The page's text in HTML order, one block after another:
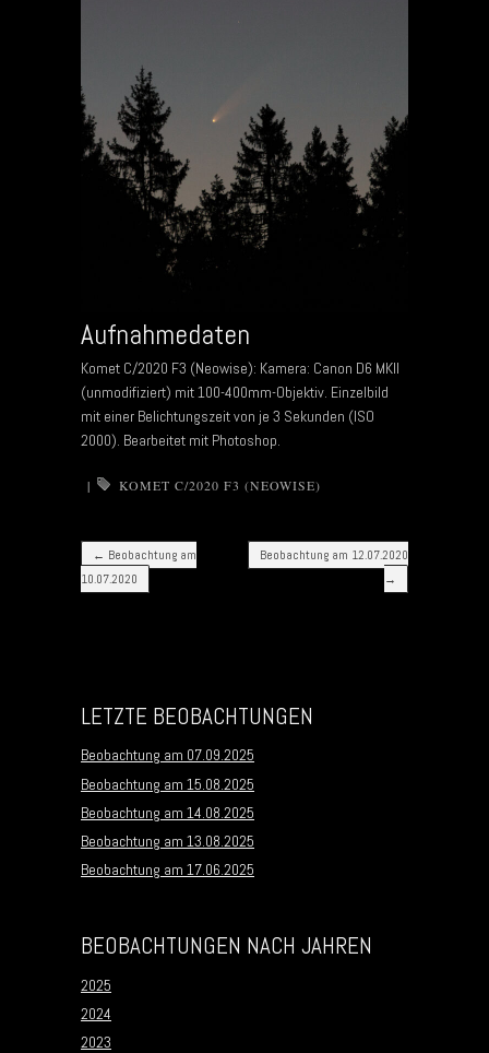
Aufnahmedaten
Komet C/2020 F3 (Neowise): Kamera: Canon D6 MKII
(unmodifiziert) mit 100-400mm-Objektiv. Einzelbild
mit einer Belichtungszeit von je 3 Sekunden (ISO
2000). Bearbeitet mit Photoshop.
| KOMET C/2020 F3 (NEOWISE)
Post navigation
← Beobachtung am
10.07.2020
Beobachtung am 12.07.2020
→
LETZTE BEOBACHTUNGEN
Beobachtung am 07.09.2025
Beobachtung am 15.08.2025
Beobachtung am 14.08.2025
Beobachtung am 13.08.2025
Beobachtung am 17.06.2025
BEOBACHTUNGEN NACH JAHREN
2025
2024
2023